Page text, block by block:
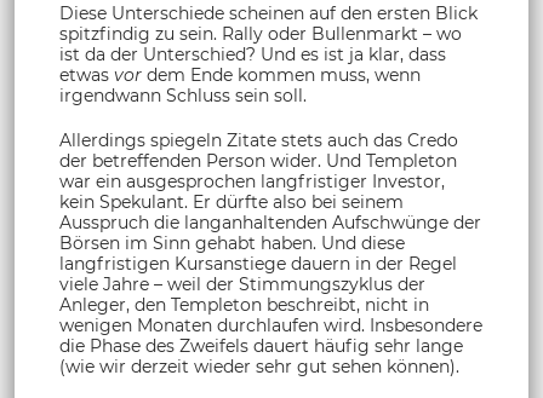
Diese Unterschiede scheinen auf den ersten Blick
spitzfindig zu sein. Rally oder Bullenmarkt – wo
ist da der Unterschied? Und es ist ja klar, dass
etwas vor dem Ende kommen muss, wenn
irgendwann Schluss sein soll.
Allerdings spiegeln Zitate stets auch das Credo
der betreffenden Person wider. Und Templeton
war ein ausgesprochen langfristiger Investor,
kein Spekulant. Er dürfte also bei seinem
Ausspruch die langanhaltenden Aufschwünge der
Börsen im Sinn gehabt haben. Und diese
langfristigen Kursanstiege dauern in der Regel
viele Jahre – weil der Stimmungszyklus der
Anleger, den Templeton beschreibt, nicht in
wenigen Monaten durchlaufen wird. Insbesondere
die Phase des Zweifels dauert häufig sehr lange
(wie wir derzeit wieder sehr gut sehen können).